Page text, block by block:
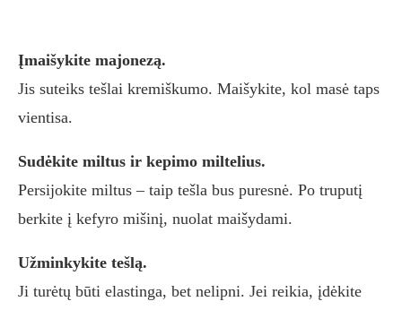
Įmaišykite majonezą.
Jis suteiks tešlai kremiškumo. Maišykite, kol masė taps
vientisa.
Sudėkite miltus ir kepimo miltelius.
Persijokite miltus – taip tešla bus puresnė. Po truputį
berkite į kefyro mišinį, nuolat maišydami.
Užminkykite tešlą.
Ji turėtų būti elastinga, bet nelipni. Jei reikia, įdėkite